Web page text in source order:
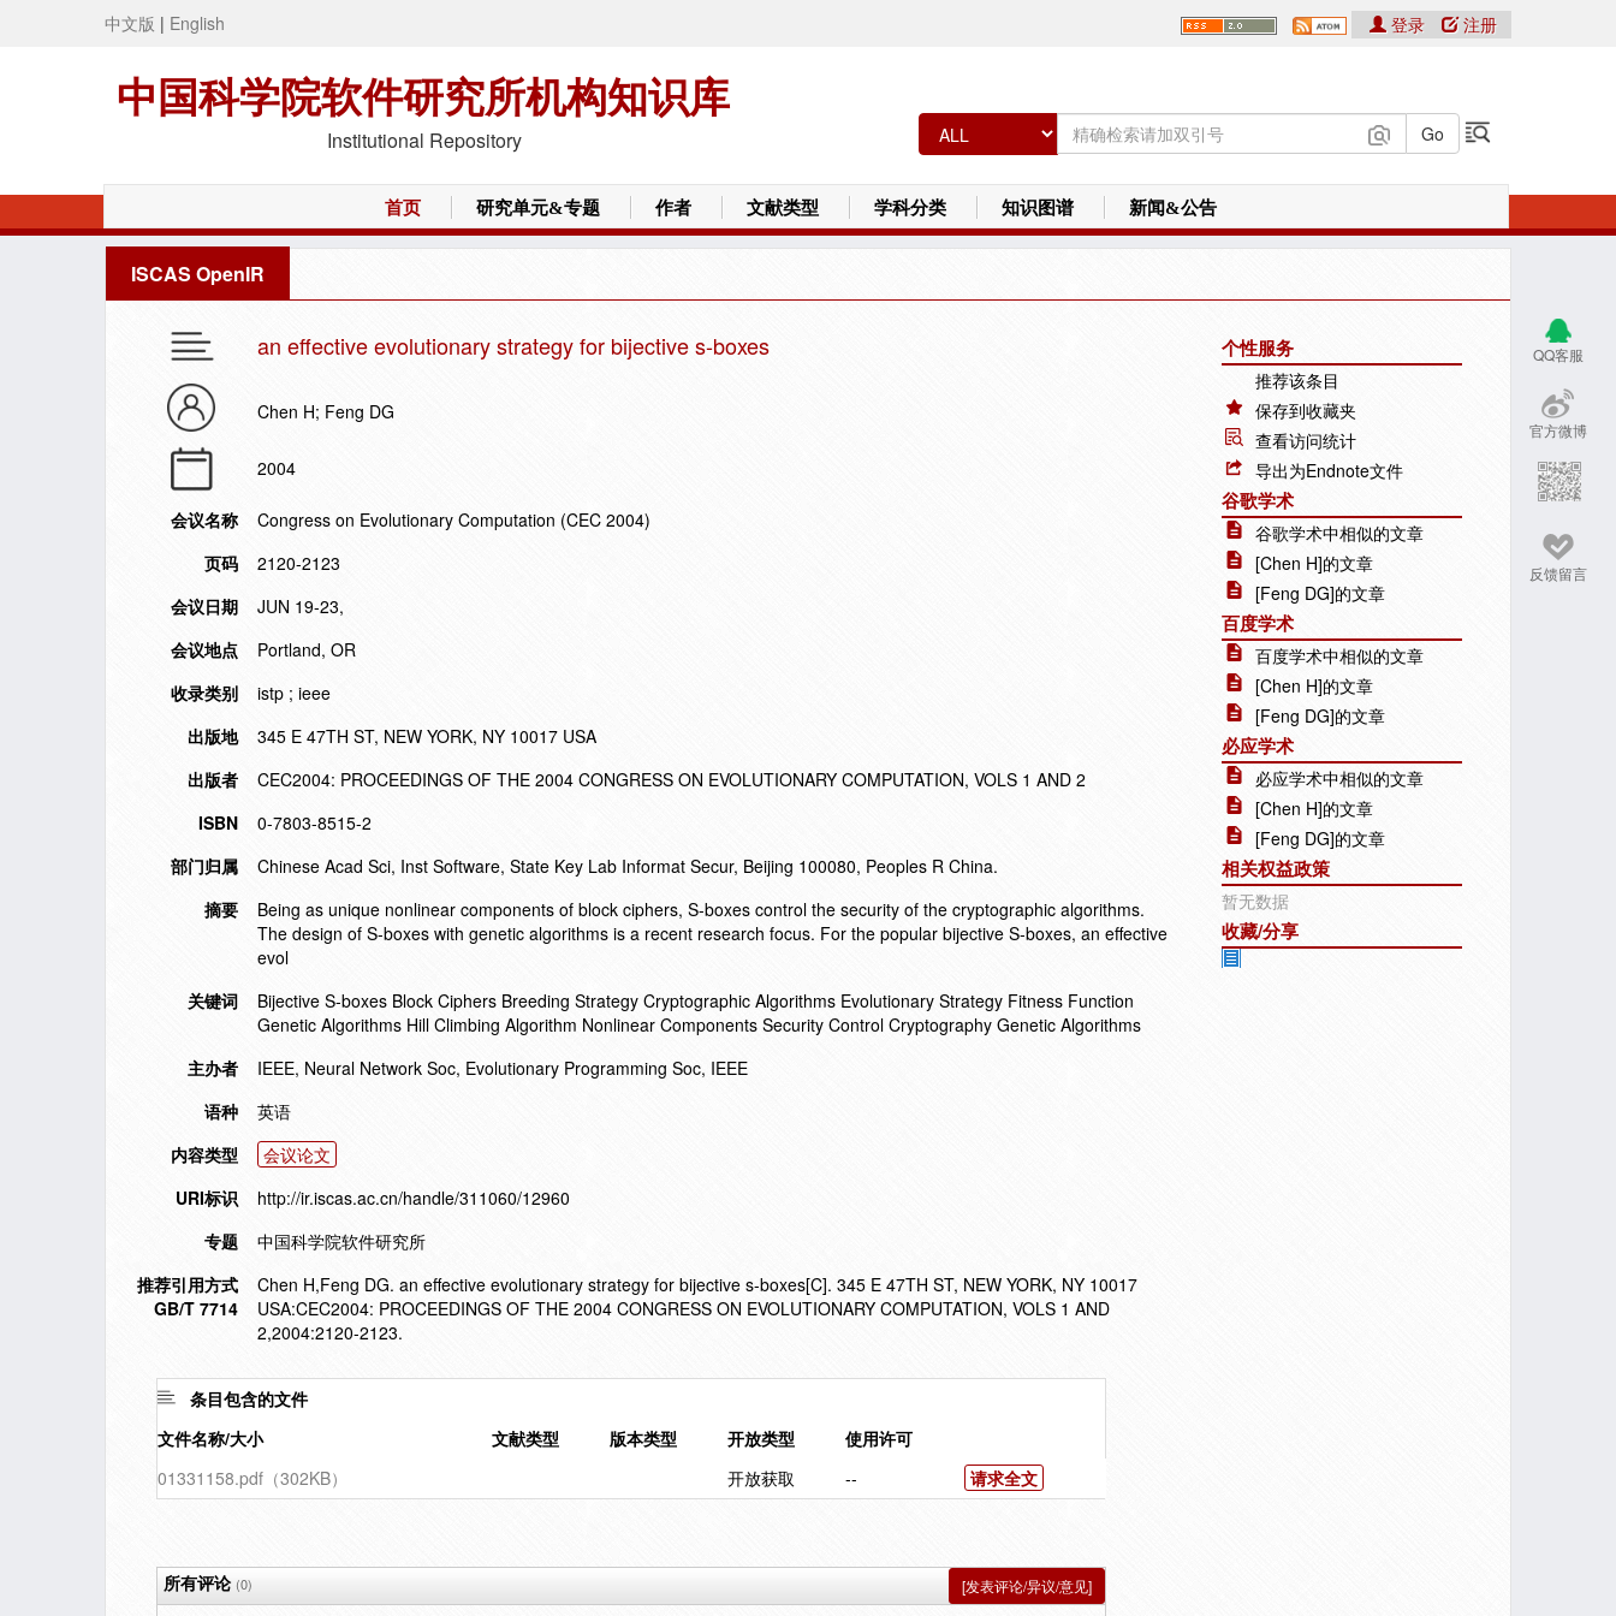
中文版 | English
中国科学院软件研究所机构知识库
Institutional Repository
登录 注册
首页 研究单元&专题 作者 文献类型 学科分类 知识图谱 新闻&公告
ISCAS OpenIR
QQ客服
官方微博
反馈留言
an effective evolutionary strategy for bijective s-boxes
Chen H; Feng DG
2004
会议名称
Congress on Evolutionary Computation (CEC 2004)
页码
2120-2123
会议日期
JUN 19-23,
会议地点
Portland, OR
收录类别
istp ; ieee
出版地
345 E 47TH ST, NEW YORK, NY 10017 USA
出版者
CEC2004: PROCEEDINGS OF THE 2004 CONGRESS ON EVOLUTIONARY COMPUTATION, VOLS 1 AND 2
ISBN
0-7803-8515-2
部门归属
Chinese Acad Sci, Inst Software, State Key Lab Informat Secur, Beijing 100080, Peoples R China.
摘要
Being as unique nonlinear components of block ciphers, S-boxes control the security of the cryptographic algorithms.
The design of S-boxes with genetic algorithms is a recent research focus. For the popular bijective S-boxes, an effective
evol
关键词
Bijective S-boxes Block Ciphers Breeding Strategy Cryptographic Algorithms Evolutionary Strategy Fitness Function
Genetic Algorithms Hill Climbing Algorithm Nonlinear Components Security Control Cryptography Genetic Algorithms
主办者
IEEE, Neural Network Soc, Evolutionary Programming Soc, IEEE
语种
英语
内容类型
会议论文
URI标识
http://ir.iscas.ac.cn/handle/311060/12960
专题
中国科学院软件研究所
推荐引用方式
GB/T 7714
Chen H,Feng DG. an effective evolutionary strategy for bijective s-boxes[C]. 345 E 47TH ST, NEW YORK, NY 10017
USA:CEC2004: PROCEEDINGS OF THE 2004 CONGRESS ON EVOLUTIONARY COMPUTATION, VOLS 1 AND
2,2004:2120-2123.
条目包含的文件
文件名称/大小
文献类型 版本类型 开放类型
使用许可
01331158.pdf（302KB）
开放获取 -- 请求全文
个性服务
推荐该条目
保存到收藏夹
查看访问统计
导出为Endnote文件
谷歌学术
谷歌学术中相似的文章
[Chen H]的文章
[Feng DG]的文章
百度学术
百度学术中相似的文章
[Chen H]的文章
[Feng DG]的文章
必应学术
必应学术中相似的文章
[Chen H]的文章
[Feng DG]的文章
相关权益政策
暂无数据
收藏/分享
所有评论(0) [发表评论/异议/意见]